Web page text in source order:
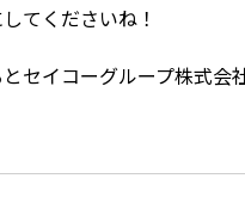
てくださいね！
セイコーグループ株式